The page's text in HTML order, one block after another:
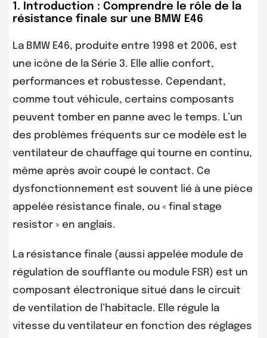
1. Introduction : Comprendre le rôle de la
résistance finale sur une BMW E46
La BMW E46, produite entre 1998 et 2006, est
une icône de la Série 3. Elle allie confort,
performances et robustesse. Cependant,
comme tout véhicule, certains composants
peuvent tomber en panne avec le temps. L’un
des problèmes fréquents sur ce modèle est le
ventilateur de chauffage qui tourne en continu,
même après avoir coupé le contact. Ce
dysfonctionnement est souvent lié à une pièce
appelée résistance finale, ou « final stage
resistor » en anglais.
La résistance finale (aussi appelée module de
régulation de soufflante ou module FSR) est un
composant électronique situé dans le circuit
de ventilation de l’habitacle. Elle régule la
vitesse du ventilateur en fonction des réglages